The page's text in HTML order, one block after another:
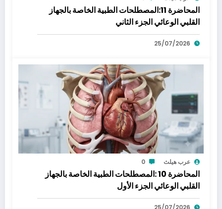
المحاضرة 11:المصطلحات الطبية الخاصة بالجهاز
القلبي الوعائي الجزء الثاني
25/07/2026
عرب هيلث 0
المحاضرة 10 :المصطلحات الطبية الخاصة بالجهاز
القلبي الوعائي الجزء الأول